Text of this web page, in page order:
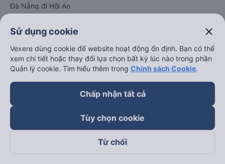
Đà Nẵng đi Hội An
Hải Phòng đi Hà Nội
Xem tất cả tuyến đường
keyboard_arrow_down
Về chúng tôi
Sử dụng cookie close
Vexere dùng cookie để website hoạt động ổn định. Bạn có thể
xem chi tiết hoặc thay đổi lựa chọn bất kỳ lúc nào trong phần
Quản lý cookie. Tìm hiểu thêm trong Chính sách Cookie.
Chấp nhận tất cả
Tùy chọn cookie
Từ chối